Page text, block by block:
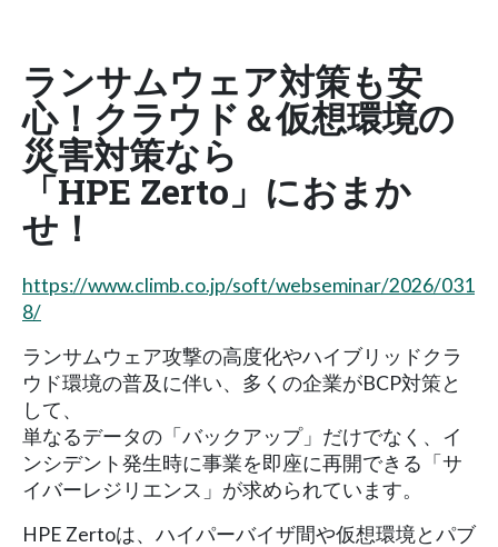
ランサムウェア対策も安
心！クラウド＆仮想環境の
災害対策なら
「HPE Zerto」におまか
せ！
https://www.climb.co.jp/soft/webseminar/2026/031
8/
ランサムウェア攻撃の高度化やハイブリッドクラ
ウド環境の普及に伴い、多くの企業がBCP対策と
して、
単なるデータの「バックアップ」だけでなく、イ
ンシデント発生時に事業を即座に再開できる「サ
イバーレジリエンス」が求められています。
HPE Zertoは、ハイパーバイザ間や仮想環境とパブ